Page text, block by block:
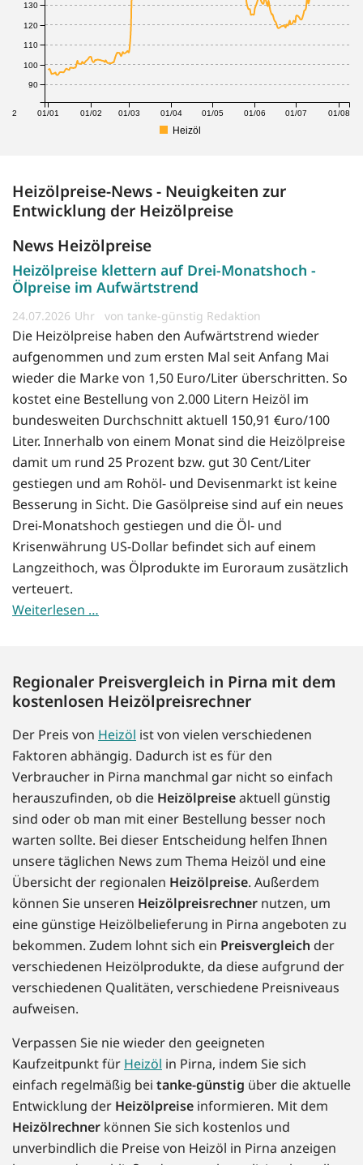
12 01/01 01/02 01/03 01/04 01/05 01/06 01/07 01/08
90
100
110
120
130
Heizöl
Heizölpreise-News - Neuigkeiten zur
Entwicklung der Heizölpreise
News Heizölpreise
Heizölpreise klettern auf Drei-Monatshoch -
Ölpreise im Aufwärtstrend
24.07.2026 von tanke-günstig Redaktion
Die Heizölpreise haben den Aufwärtstrend wieder
aufgenommen und zum ersten Mal seit Anfang Mai
wieder die Marke von 1,50 Euro/Liter überschritten. So
kostet eine Bestellung von 2.000 Litern Heizöl im
bundesweiten Durchschnitt aktuell 150,91 €uro/100
Liter. Innerhalb von einem Monat sind die Heizölpreise
damit um rund 25 Prozent bzw. gut 30 Cent/Liter
gestiegen und am Rohöl- und Devisenmarkt ist keine
Besserung in Sicht. Die Gasölpreise sind auf ein neues
Drei-Monatshoch gestiegen und die Öl- und
Krisenwährung US-Dollar befindet sich auf einem
Langzeithoch, was Ölprodukte im Euroraum zusätzlich
verteuert.
Weiterlesen …
Regionaler Preisvergleich in Pirna mit dem
kostenlosen Heizölpreisrechner
Der Preis von Heizöl ist von vielen verschiedenen
Faktoren abhängig. Dadurch ist es für den
Verbraucher in Pirna manchmal gar nicht so einfach
herauszufinden, ob die Heizölpreiseaktuell günstig
sind oder ob man mit einer Bestellung besser noch
warten sollte. Bei dieser Entscheidung helfen Ihnen
unsere täglichen News zum Thema Heizöl und eine
Übersicht der regionalen Heizölpreise. Außerdem
können Sie unseren Heizölpreisrechner nutzen, um
eine günstige Heizölbelieferung in Pirna angeboten zu
bekommen. Zudem lohnt sich ein Preisvergleich der
verschiedenen Heizölprodukte, da diese aufgrund der
verschiedenen Qualitäten, verschiedene Preisniveaus
aufweisen.
Verpassen Sie nie wieder den geeigneten
Kaufzeitpunkt für Heizöl in Pirna, indem Sie sich
einfach regelmäßig bei tanke-günstig über die aktuelle
Entwicklung der Heizölpreise informieren. Mit dem
Heizölrechner können Sie sich kostenlos und
unverbindlich die Preise von Heizöl in Pirna anzeigen